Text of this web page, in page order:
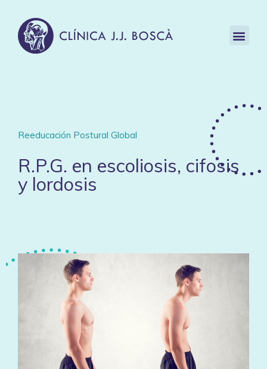
Reeducación Postural Global
R.P.G. en escoliosis, cifosis
y lordosis